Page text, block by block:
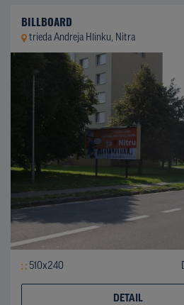
BILLBOARD
trieda Andreja Hlinku, Nitra
510x240
DETAIL